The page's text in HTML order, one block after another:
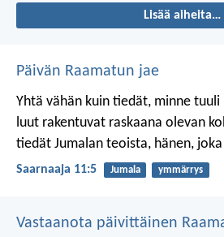
Lisää aiheita…
Päivän Raamatun jae
Yhtä vähän kuin tiedät, minne tuuli
luut rakentuvat raskaana olevan
tiedät Jumalan teoista, hänen,
Saarnaaja 11:5 Jumala ymmärrys
Vastaanota päivittäinen